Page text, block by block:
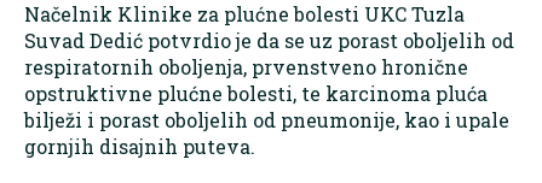
Načelnik Klinike za plućne bolesti UKC Tuzla
Suvad Dedić potvrdio je da se uz porast oboljelih od
respiratornih oboljenja, prvenstveno hronične
opstruktivne plućne bolesti, te karcinoma pluća
bilježi i porast oboljelih od pneumonije, kao i upale
gornjih disajnih puteva.